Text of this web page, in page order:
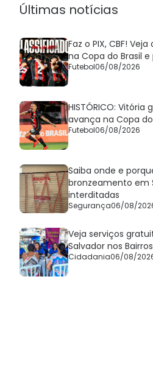
Últimas notícias
Faz o PIX, CBF!
na Copa do Brasil e
Futebol06/08/2026
HISTÓRICO: Vitória
avança na Copa do
Futebol06/08/2026
Saiba onde e
bronzeamento em
interditadas
Segurança06/08/
Veja serviços
Salvador nos
Cidadania06/08/